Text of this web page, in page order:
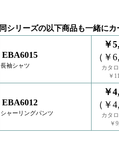
同シリーズの以下商品も一緒に
EBA6015
長袖シャツ
￥
（￥
カタ
￥
EBA6012
シャーリングパンツ
￥
（￥
カタ
￥